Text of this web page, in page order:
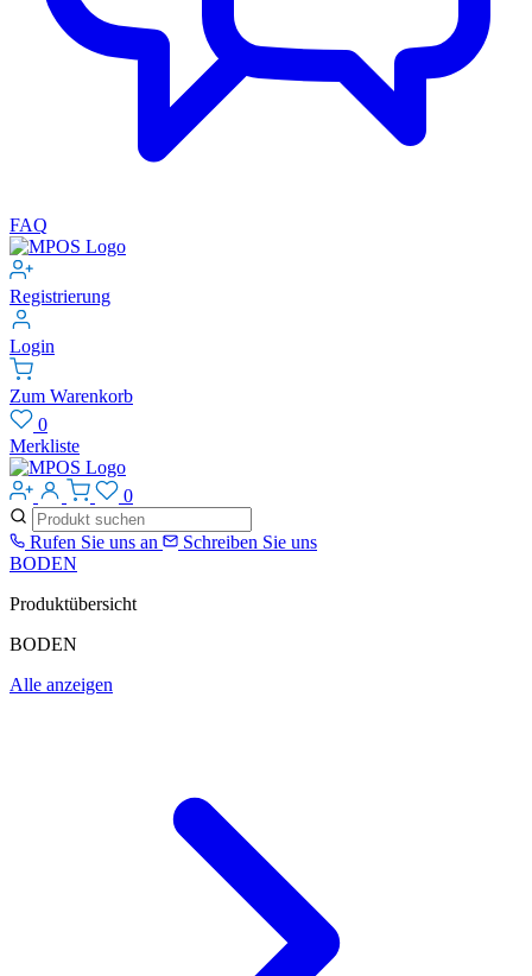
FAQ
Registrierung
Login
Zum Warenkorb
0
Merkliste
0
Rufen Sie uns an
Schreiben Sie uns
BODEN
Produktübersicht
BODEN
Alle anzeigen